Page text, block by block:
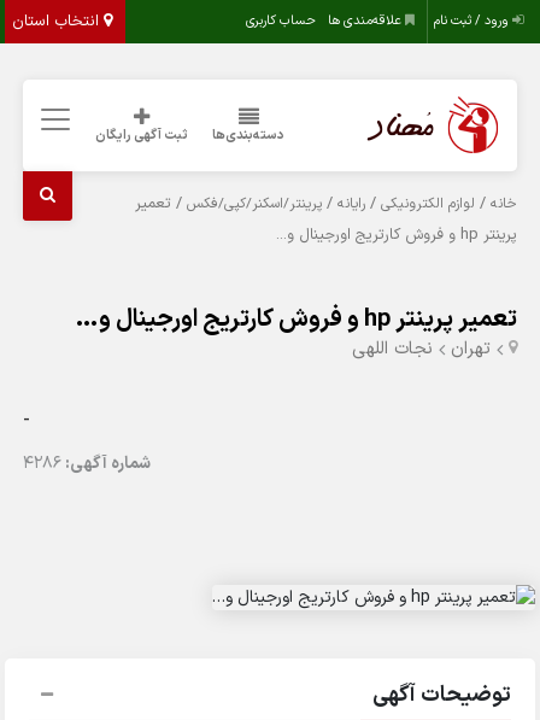
انتخاب استان ورود / ثبت نام علاقه‌مندی ها حساب کاربری
دسته‌بندی‌ها ثبت آگهی رایگان
خانه / لوازم الکترونیکی /رایانه /پرینتر/اسکنر/کپی/فکس / تعمیر
پرینتر hp و فروش کارتریج اورجینال و…
تعمیر پرینتر hp و فروش کارتریج اورجینال و…
تهران نجات اللهی
-
شماره آگهی:4286
توضیحات آگهی